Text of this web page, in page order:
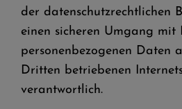
der datenschutzrechtlichen
einen sicheren Umgang mit
personenbezogenen Daten
Dritten betriebenen
verantwortlich.